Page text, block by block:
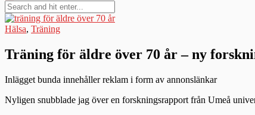
Hälsa, Träning
Träning för äldre över 70 år – ny
Inlägget bunda innehåller reklam i form av annonslänkar
Nyligen snubblade jag över en forskningsrapport från Umeå